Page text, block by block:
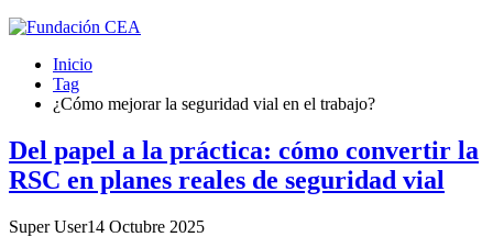
Inicio
Tag
¿Cómo mejorar la seguridad vial en el trabajo?
Del papel a la práctica: cómo convertir la
RSC en planes reales de seguridad vial
Super User14 Octubre 2025